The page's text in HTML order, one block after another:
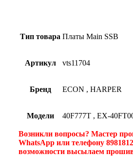
Тип товара Платы Main SSB
Артикул vts11704
Бренд ECON , HARPER
Модели 40F777T , EX-
Возникли вопросы? Мастер
WhatsApp или телефону
возможности высылаем